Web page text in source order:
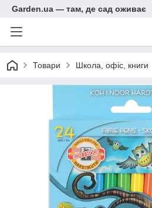
Garden.ua — там, де сад оживає
Товари Школа, офіс, книги